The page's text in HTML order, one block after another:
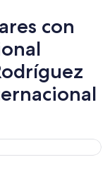
con